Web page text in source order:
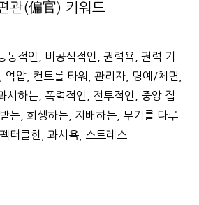
관(偏官) 키워드
동적인, 비공식적인, 권력욕, 권력 기
억압, 컨트롤 타워, 관리자, 명예/체면,
시하는, 폭력적인, 전투적인, 중앙 집
는, 희생하는, 지배하는, 무기를 다루
터클한, 과시욕, 스트레스